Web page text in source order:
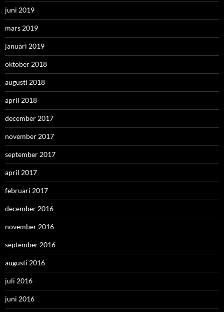
juni 2019
mars 2019
januari 2019
oktober 2018
augusti 2018
april 2018
december 2017
november 2017
september 2017
april 2017
februari 2017
december 2016
november 2016
september 2016
augusti 2016
juli 2016
juni 2016